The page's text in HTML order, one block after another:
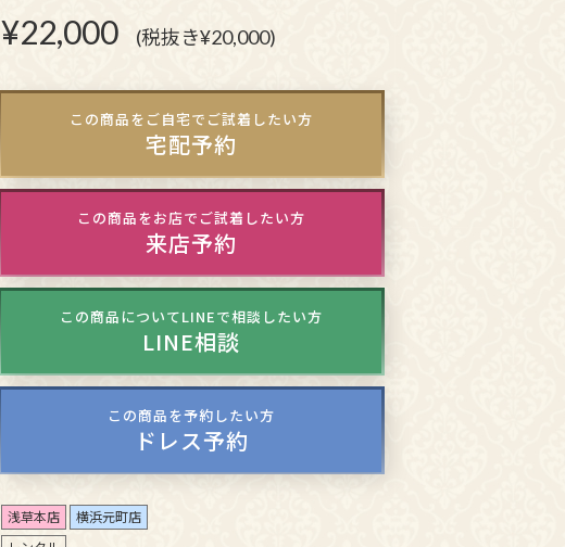
¥22,000 (税抜き¥20,000)
この商品をご自宅でご試着したい方
宅配予約
この商品をお店でご試着したい方
来店予約
この商品についてLINEで相談したい方
LINE相談
この商品を予約したい方
ドレス予約
浅草本店
横浜元町店